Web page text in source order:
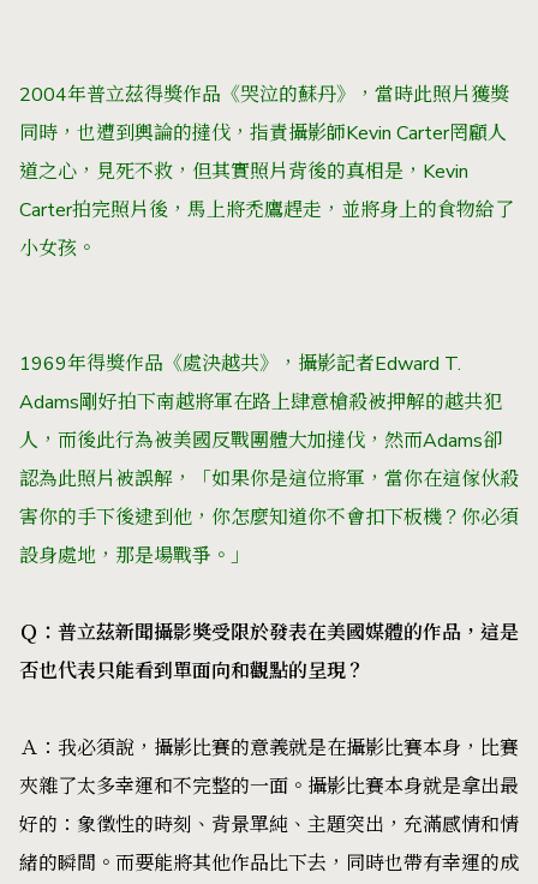
2004年普立茲得獎作品《哭泣的蘇丹》，當時此照片獲獎
同時，也遭到輿論的撻伐，指責攝影師Kevin Carter罔顧人
道之心，見死不救，但其實照片背後的真相是，Kevin
Carter拍完照片後，馬上將禿鷹趕走，並將身上的食物給了
小女孩。
1969年得獎作品《處決越共》，攝影記者Edward T.
Adams剛好拍下南越將軍在路上肆意槍殺被押解的越共犯
人，而後此行為被美國反戰團體大加撻伐，然而Adams卻
認為此照片被誤解，「如果你是這位將軍，當你在這傢伙殺
害你的手下後逮到他，你怎麼知道你不會扣下板機？你必須
設身處地，那是場戰爭。」
Ｑ：普立茲新聞攝影奬受限於發表在美國媒體的作品，這是
否也代表只能看到單面向和觀點的呈現？
Ａ：我必須說，攝影比賽的意義就是在攝影比賽本身，比賽
夾雜了太多幸運和不完整的一面。攝影比賽本身就是拿出最
好的：象徵性的時刻、背景單純、主題突出，充滿感情和情
緒的瞬間。而要能將其他作品比下去，同時也帶有幸運的成